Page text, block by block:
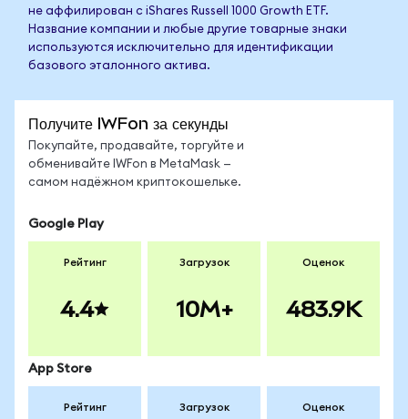
не аффилирован с iShares Russell 1000 Growth ETF.
Название компании и любые другие товарные знаки
используются исключительно для идентификации
базового эталонного актива.
Получите IWFon за секунды
Покупайте, продавайте, торгуйте и
обменивайте IWFon в MetaMask —
самом надёжном криптокошельке.
Google Play
Рейтинг
4.4
Загрузок
10M+
Оценок
483.9K
App Store
Рейтинг Загрузок Оценок